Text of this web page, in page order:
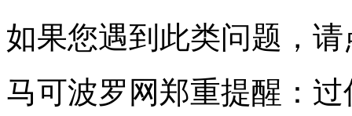
如果您遇到此类问题，
马可波罗网郑重提醒：